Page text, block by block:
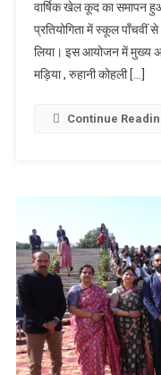
वार्षिक खेल कूद का समापन
प्रतियोगिता में स्कूल पाँचवीं
लिया। इस आयोजन में मुख्य
मड़िया , रुहानी कोहली […]
Continue